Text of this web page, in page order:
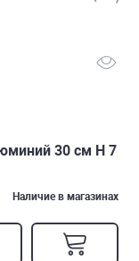
30 см H 7
Наличие в магазинах